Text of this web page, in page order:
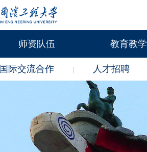
师资队伍 教育教学
国际交流合作 | 人才招聘